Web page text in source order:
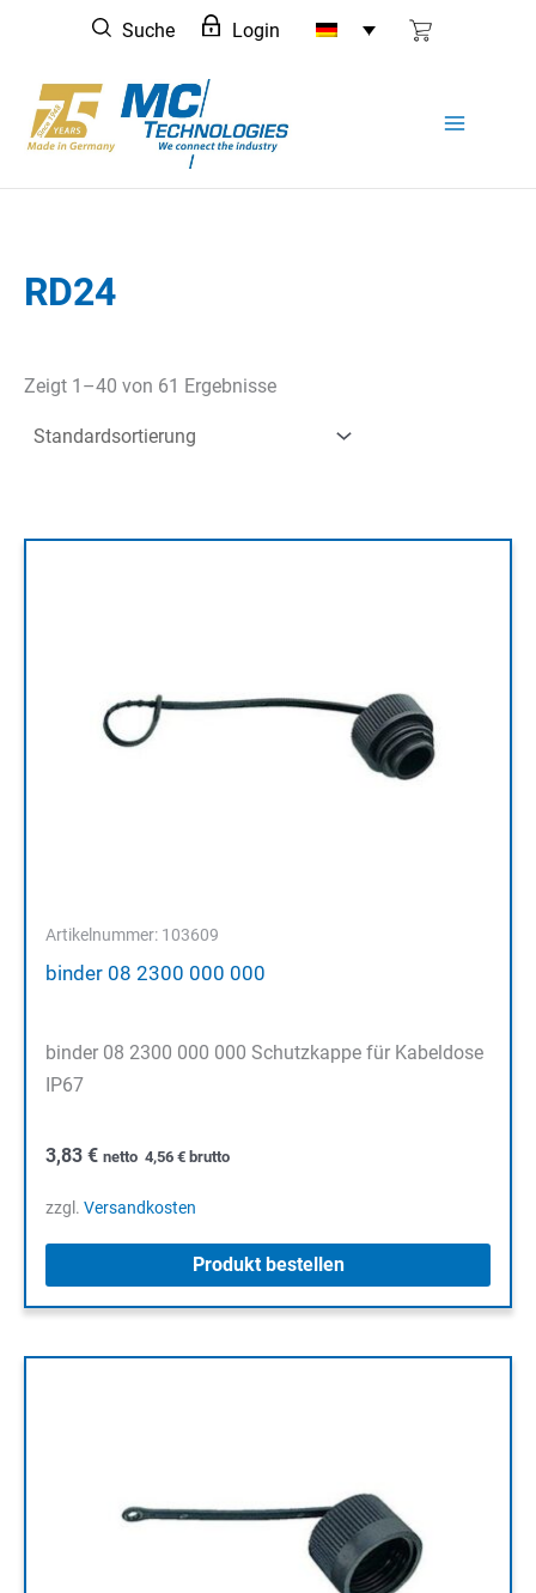
springen
Suche Login
RD24
Zeigt 1–40 von 61 Ergebnisse
Artikelnummer: 103609
binder 08 2300 000 000
binder 08 2300 000 000 Schutzkappe für Kabeldose
IP67
3,83 € netto 4,56 € brutto
zzgl. Versandkosten
Produkt bestellen